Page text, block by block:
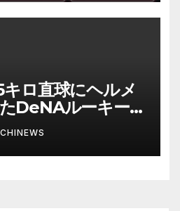
キロ直球にヘルメ
DeNAルーキー宮
声 「負けん気必
CASTニュース)